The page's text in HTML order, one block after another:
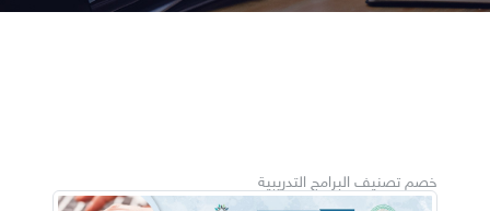
خصم تصنيف البرامج التدريبية